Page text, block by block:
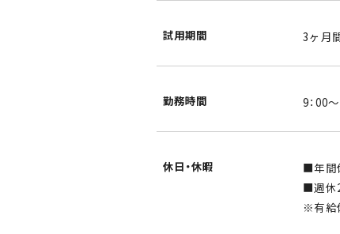
試用期間 3ヶ月
勤務時間 9：00
休日・休暇
■年間
■週休
※有給